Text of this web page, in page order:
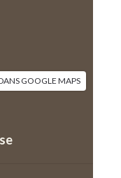
GOOGLE MAPS